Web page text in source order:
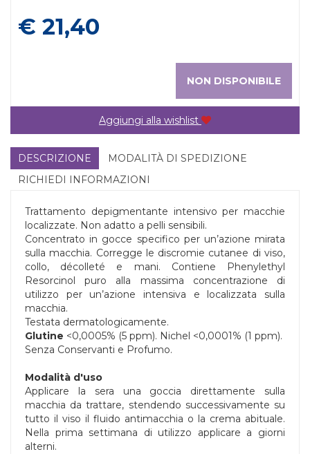
Prezzo
€ 21,40
NON DISPONIBILE
Aggiungi alla wishlist
DESCRIZIONE
MODALITÀ DI SPEDIZIONE
RICHIEDI INFORMAZIONI
Trattamento depigmentante intensivo per macchie
localizzate. Non adatto a pelli sensibili.
Concentrato in gocce specifico per un’azione mirata
sulla macchia. Corregge le discromie cutanee di viso,
collo, décolleté e mani. Contiene Phenylethyl
Resorcinol puro alla massima concentrazione di
utilizzo per un’azione intensiva e localizzata sulla
macchia.
Testata dermatologicamente.
Glutine <0,0005% (5 ppm). Nichel <0,0001% (1 ppm).
Senza Conservanti e Profumo.
Modalità d'uso
Applicare la sera una goccia direttamente sulla
macchia da trattare, stendendo successivamente su
tutto il viso il fluido antimacchia o la crema abituale.
Nella prima settimana di utilizzo applicare a giorni
alterni.